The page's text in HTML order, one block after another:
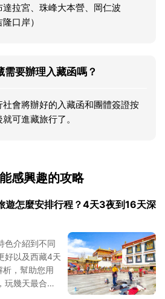
拉宮、珠峰大本營、岡仁波
口岸）
需要辦理入藏函嗎？
會將辦好的入藏函和團體簽證按
可進藏旅行了。
感興趣的攻略
遊怎麼安排行程？4天3夜到16天深
色介紹到不同
好以及西藏4天
，幫助您用
玩幾天最合